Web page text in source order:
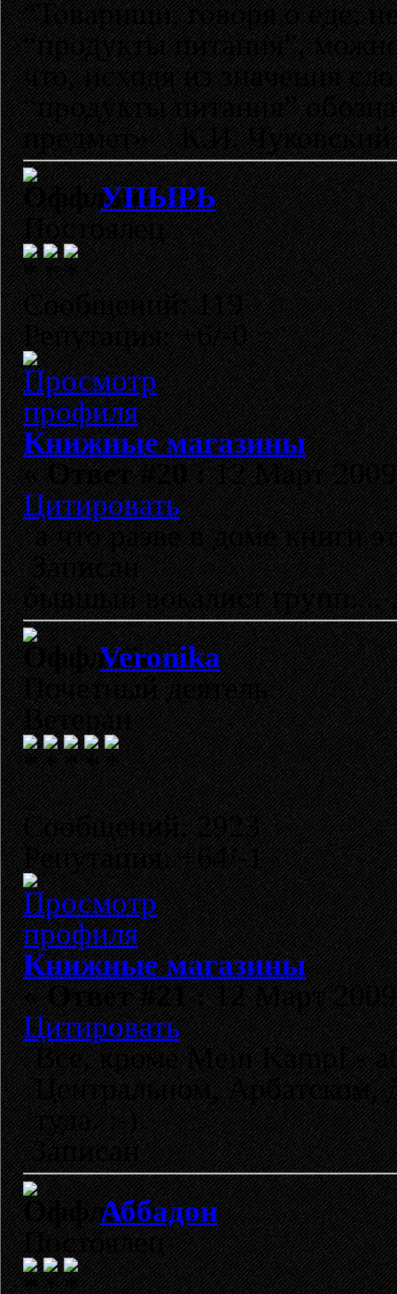
“Товарищи, говоря о еде,
“продукты питания”,
что, исходя из значения
“продукты питания”
предмет» К.И. Чуковский
УПЫРЬ
Постоялец
Сообщений: 119
Репутация: +6/-0
Книжные магазины
«Ответ #20 :12 Март
Цитировать
а что разве в доме книги
Записан
бывшый вокалист
Veronika
Почетный деятель
Ветеран
Сообщений: 2923
Репутация: +64/-1
Книжные магазины
«Ответ #21 :12 Март
Цитировать
Все, кроме Mein Kampf -
Центральном, Арбатском,
туда. :-)
Записан
Аббадон
Постоялец